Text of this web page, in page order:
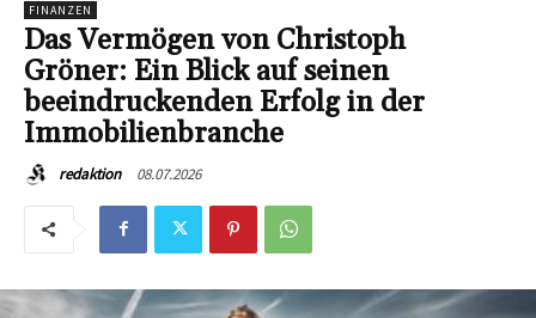
FINANZEN
Das Vermögen von Christoph
Gröner: Ein Blick auf seinen
beeindruckenden Erfolg in der
Immobilienbranche
redaktion 08.07.2026